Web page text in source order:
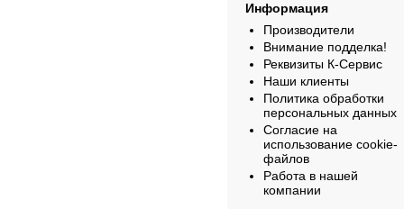
Информация
Производители
Внимание подделка!
Реквизиты К-Сервис
Наши клиенты
Политика обработки
персональных данных
Согласие на
использование cookie-
файлов
Работа в нашей
компании